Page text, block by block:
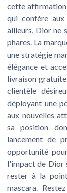
cette
qui confère
ailleurs, Dior ne
phares. La
une stratégie
élégance et
livraison
clientèle
déployant une
aux nouvelles
sa position
lancement de
opportunité
l'impact de Dior
rester à la
mascara.